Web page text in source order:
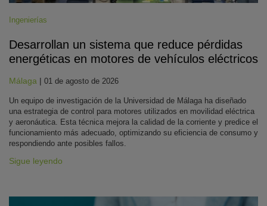
Ingenierías
Desarrollan un sistema que reduce pérdidas
energéticas en motores de vehículos eléctricos
Málaga | 01 de agosto de 2026
Un equipo de investigación de la Universidad de Málaga ha diseñado
una estrategia de control para motores utilizados en movilidad eléctrica
y aeronáutica. Esta técnica mejora la calidad de la corriente y predice el
funcionamiento más adecuado, optimizando su eficiencia de consumo y
respondiendo ante posibles fallos.
Sigue leyendo